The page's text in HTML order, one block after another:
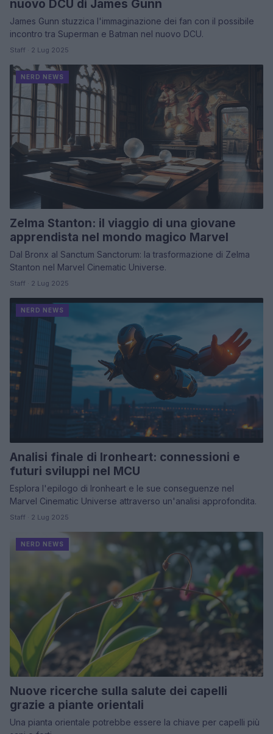
nuovo DCU di James Gunn
James Gunn stuzzica l'immaginazione dei fan con il possibile
incontro tra Superman e Batman nel nuovo DCU.
Staff · 2 Lug 2025
NERD NEWS
Zelma Stanton: il viaggio di una giovane
apprendista nel mondo magico Marvel
Dal Bronx al Sanctum Sanctorum: la trasformazione di Zelma
Stanton nel Marvel Cinematic Universe.
Staff · 2 Lug 2025
NERD NEWS
Analisi finale di Ironheart: connessioni e
futuri sviluppi nel MCU
Esplora l'epilogo di Ironheart e le sue conseguenze nel
Marvel Cinematic Universe attraverso un'analisi approfondita.
Staff · 2 Lug 2025
NERD NEWS
Nuove ricerche sulla salute dei capelli
grazie a piante orientali
Una pianta orientale potrebbe essere la chiave per capelli più